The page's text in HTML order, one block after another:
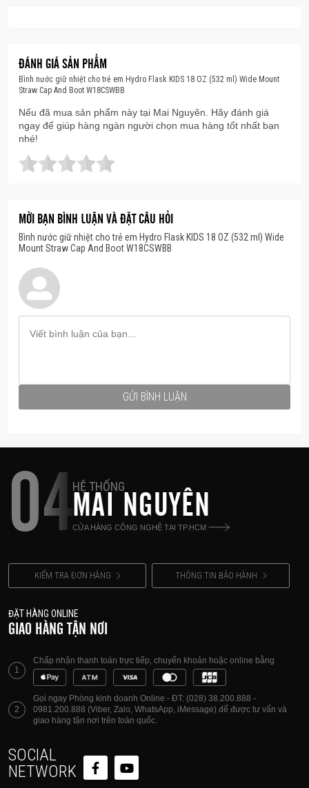
ĐÁNH GIÁ SẢN PHẨM
Bình nước giữ nhiệt cho trẻ em Hydro Flask KIDS 18 OZ (532 ml) Wide Mount
Straw Cap And Boot W18CSWBB
Nếu đã mua sản phẩm này tại Mai Nguyên. Hãy đánh giá
ngay để giúp hàng ngàn người chọn mua hàng tốt nhất bạn
nhé!
MỜI BẠN BÌNH LUẬN VÀ ĐẶT CÂU HỎI
Bình nước giữ nhiệt cho trẻ em Hydro Flask KIDS 18 OZ (532 ml) Wide
Mount Straw Cap And Boot W18CSWBB
GỬI BÌNH LUẬN
04HỆ THỐNG
MAI NGUYÊN
CỬA HÀNG CÔNG NGHỆ TẠI TP.HCM
KIỂM TRA ĐƠN HÀNG THÔNG TIN BẢO HÀNH
ĐẶT HÀNG ONLINE
GIAO HÀNG TẬN NƠI
1
Chấp nhận thanh toán trực tiếp, chuyển khoản hoặc online bằng
2
Gọi ngay Phòng kinh doanh Online - ĐT: (028) 38.200.888 -
0981.200.888 (Viber, Zalo, WhatsApp, iMessage) để được tư vấn và
giao hàng tận nơi trên toàn quốc.
SOCIAL
NETWORK